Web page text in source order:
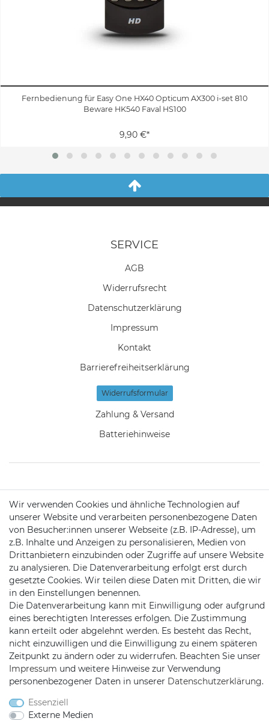
Fernbedienung für Easy One HX40 Opticum AX300 i-set 810
Beware HK540 Faval HS100
9,90 €*
SERVICE
AGB
Widerrufs­recht
Daten­schutz­erklärung
Impressum
Kontakt
Barrierefreiheitserklärung
Widerrufs­formular
Zahlung & Versand
Batteriehinweise
Telefon:09721 / 9453362
Mail:info@satshopping.de
Kopenhagenstr. 4
97424 Schweinfurt
Wir verwenden Cookies und ähnliche Technologien auf
unserer Website und verarbeiten personenbezogene Daten
von Besucher:innen unserer Webseite (z.B. IP-Adresse), um
z.B. Inhalte und Anzeigen zu personalisieren, Medien von
Drittanbietern einzubinden oder Zugriffe auf unsere Website
zu analysieren. Die Datenverarbeitung erfolgt erst durch
gesetzte Cookies. Wir teilen diese Daten mit Dritten, die wir
in den Einstellungen benennen.
Die Datenverarbeitung kann mit Einwilligung oder aufgrund
eines berechtigten Interesses erfolgen. Die Zustimmung
kann erteilt oder abgelehnt werden. Es besteht das Recht,
nicht einzuwilligen und die Einwilligung zu einem späteren
Zeitpunkt zu ändern oder zu widerrufen. Beachten Sie unser
Impressum und weitere Hinweise zur Verwendung
personenbezogener Daten in unserer Daten­schutz­erklärung.
Essenziell
Externe Medien